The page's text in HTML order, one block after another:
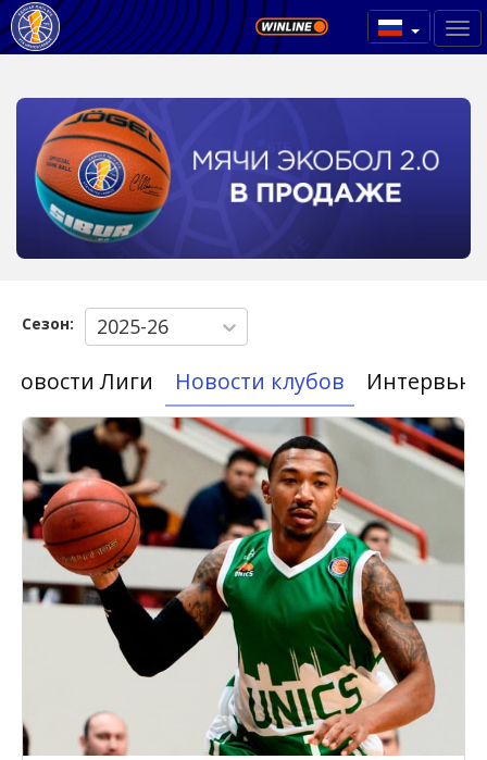
Сезон: 2025-26
Новости Лиги Новости клубов Интервью